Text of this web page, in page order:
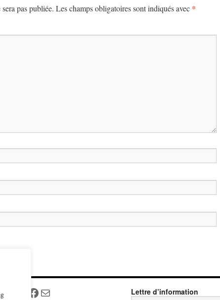
pas publiée. Les champs obligatoires sont indiqués avec *
Facebook
Mail Lettre d’information